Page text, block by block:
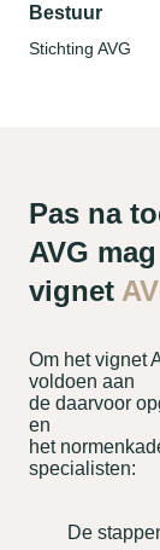
Bestuur
Stichting AVG
Pas na
AVG
vignet
Om het vignet
voldoen aan
de daarvoor
en
het
specialisten:
De